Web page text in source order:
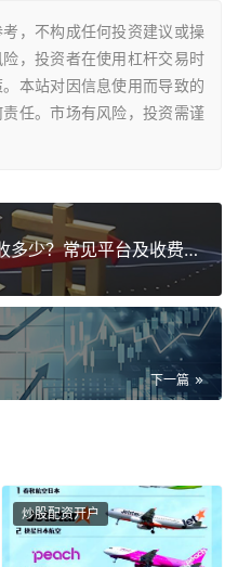
，不构成任何投资建议或操
，投资者在使用杠杆交易时
本站对因信息使用而导致的
任。市场有风险，投资需谨
有代还信用卡的吗？手续费收多少？常见平台及收费标准解析
下一篇
炒股配资开户